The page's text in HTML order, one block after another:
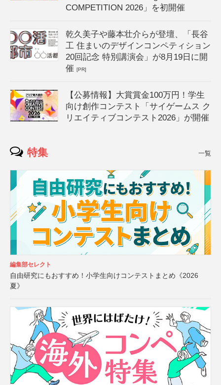
COMPETITION 2026」を初開催
乾久美子や藤本壮介らが登壇、「長谷
工 住まいのデザインコンペティション
20回記念 特別講演会」が8月19日に開
催[PR]
【公募情報】大賞賞金100万円！学生
向け創作コンテスト「サイゲームス ク
リエイティブコンテスト2026」が開催
特集 一覧
編集部セレクト
自由研究にもおすすめ！小学生向けコンテストまとめ《2026
夏》